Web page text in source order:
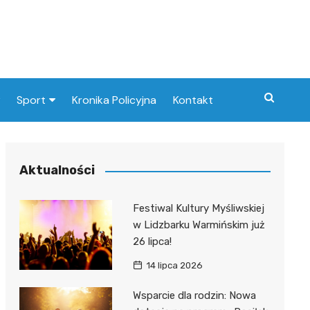
Sport Kronika Policyjna Kontakt
Aktualności
Festiwal Kultury Myśliwskiej
w Lidzbarku Warmińskim już
26 lipca!
14 lipca 2026
Wsparcie dla rodzin: Nowa